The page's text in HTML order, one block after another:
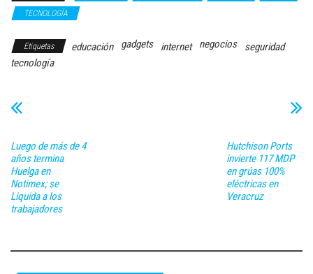
TECNOLOGÍA
Etiquetas educación gadgets internet negocios
seguridad
tecnología
Luego de más de 4
años termina
Huelga en
Notimex; se
Liquida a los
trabajadores
Hutchison Ports
invierte 117 MDP
en grúas 100%
eléctricas en
Veracruz